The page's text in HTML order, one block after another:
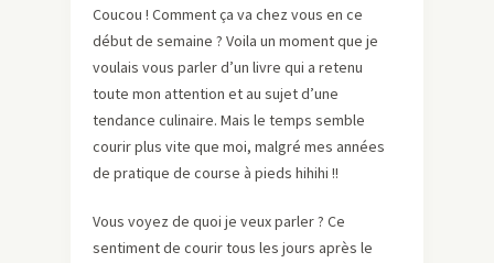
Coucou ! Comment ça va chez vous en ce
début de semaine ? Voila un moment que je
voulais vous parler d’un livre qui a retenu
toute mon attention et au sujet d’une
tendance culinaire. Mais le temps semble
courir plus vite que moi, malgré mes années
de pratique de course à pieds hihihi !!
Vous voyez de quoi je veux parler ? Ce
sentiment de courir tous les jours après le